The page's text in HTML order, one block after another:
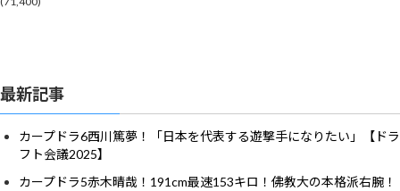
最新記事
カープドラ6西川篤夢！「日本を代表する遊撃手になりたい」【ドラ
フト会議2025】
カープドラ5赤木晴哉！191cm最速153キロ！佛教大の本格派右腕！